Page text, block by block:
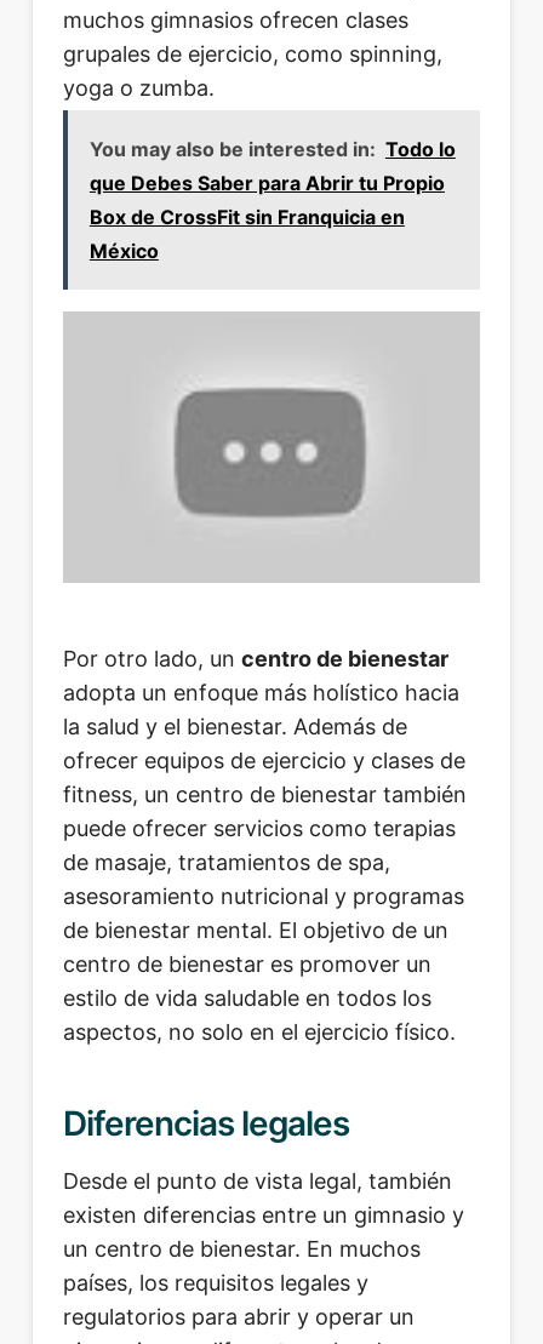
muchos gimnasios ofrecen clases
grupales de ejercicio, como spinning,
yoga o zumba.
You may also be interested in: Todo lo
que Debes Saber para Abrir tu Propio
Box de CrossFit sin Franquicia en
México
Por otro lado, un centro de bienestar
adopta un enfoque más holístico hacia
la salud y el bienestar. Además de
ofrecer equipos de ejercicio y clases de
fitness, un centro de bienestar también
puede ofrecer servicios como terapias
de masaje, tratamientos de spa,
asesoramiento nutricional y programas
de bienestar mental. El objetivo de un
centro de bienestar es promover un
estilo de vida saludable en todos los
aspectos, no solo en el ejercicio físico.
Diferencias legales
Desde el punto de vista legal, también
existen diferencias entre un gimnasio y
un centro de bienestar. En muchos
países, los requisitos legales y
regulatorios para abrir y operar un